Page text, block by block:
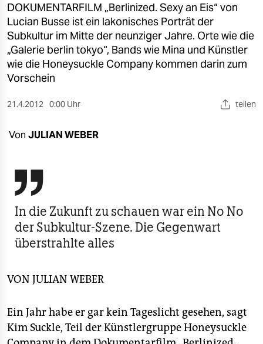
kultur
sport
berlin
nord
verlag
veranstaltungen
shop
fragen & hilfe
abo
epaper login
DOKUMENTARFILM „Berlinized. Sexy an Eis“ von
Lucian Busse ist ein lakonisches Porträt der
Subkultur im Mitte der neunziger Jahre. Orte wie die
„Galerie berlin tokyo“, Bands wie Mina und Künstler
wie die Honeysuckle Company kommen darin zum
Vorschein
21.4.2012 0:00 Uhr teilen
Von JULIAN WEBER

In die Zukunft zu schauen war ein No No
der Subkultur-Szene. Die Gegenwart
überstrahlte alles
VON JULIAN WEBER
Ein Jahr habe er gar kein Tageslicht gesehen, sagt
Kim Suckle, Teil der Künstlergruppe Honeysuckle